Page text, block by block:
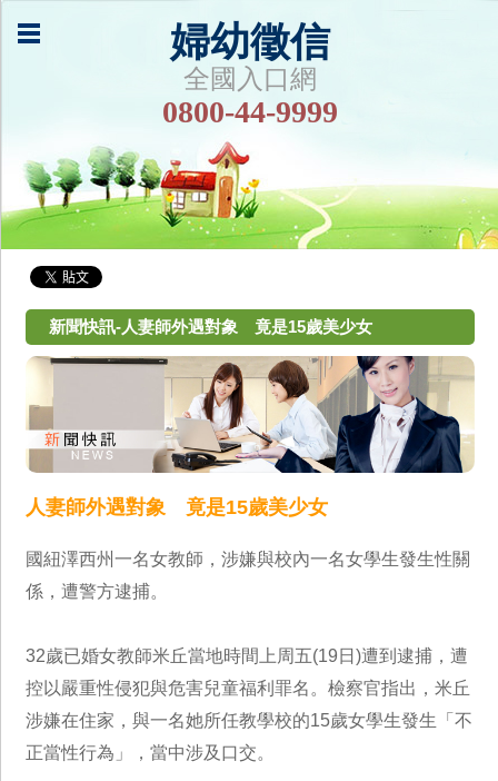
婦幼徵信
全國入口網
0800-44-9999
新聞快訊-人妻師外遇對象 竟是15歲美少女
人妻師外遇對象 竟是15歲美少女
國紐澤西州一名女教師，涉嫌與校內一名女學生發生性關
係，遭警方逮捕。
32歲已婚女教師米丘當地時間上周五(19日)遭到逮捕，遭
控以嚴重性侵犯與危害兒童福利罪名。檢察官指出，米丘
涉嫌在住家，與一名她所任教學校的15歲女學生發生「不
正當性行為」，當中涉及口交。